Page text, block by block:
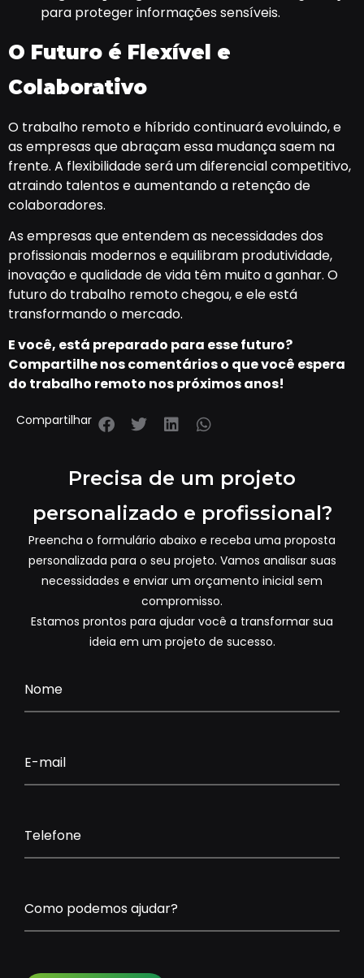
para proteger informações sensíveis.
O Futuro é Flexível e
Colaborativo
O trabalho remoto e híbrido continuará evoluindo, e
as empresas que abraçam essa mudança saem na
frente. A flexibilidade será um diferencial competitivo,
atraindo talentos e aumentando a retenção de
colaboradores.
As empresas que entendem as necessidades dos
profissionais modernos e equilibram produtividade,
inovação e qualidade de vida têm muito a ganhar. O
futuro do trabalho remoto chegou, e ele está
transformando o mercado.
E você, está preparado para esse futuro?
Compartilhe nos comentários o que você espera
do trabalho remoto nos próximos anos!
Compartilhar
Precisa de um projeto
personalizado e profissional?
Preencha o formulário abaixo e receba uma proposta
personalizada para o seu projeto. Vamos analisar suas
necessidades e enviar um orçamento inicial sem
compromisso.
Estamos prontos para ajudar você a transformar sua
ideia em um projeto de sucesso.
Nome
E-mail
Telefone
Como podemos ajudar?